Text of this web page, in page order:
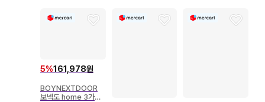
5%161,978원
BOYNEXTDOOR
보넥도 home 3가지